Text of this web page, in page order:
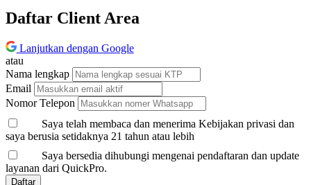
Daftar Client Area
Lanjutkan dengan Google
atau
Nama lengkap
Email
Nomor Telepon
Saya telah membaca dan menerima Kebijakan privasi dan
saya berusia setidaknya 21 tahun atau lebih
Saya bersedia dihubungi mengenai pendaftaran dan update
layanan dari QuickPro.
Daftar